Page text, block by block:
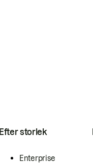
Efter storlek
Enterprise